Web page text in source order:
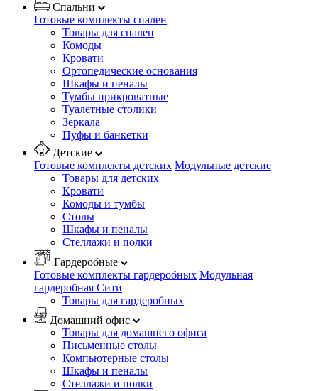
Спальни
Готовые комплекты спален
Товары для спален
Комоды
Кровати
Ортопедические основания
Шкафы и пеналы
Тумбы прикроватные
Туалетные столики
Зеркала
Пуфы и банкетки
Детские
Готовые комплекты детских Модульные детские
Товары для детских
Кровати
Комоды и тумбы
Столы
Шкафы и пеналы
Стеллажи и полки
Гардеробные
Готовые комплекты гардеробных Модульная
гардеробная Сити
Товары для гардеробных
Домашний офис
Товары для домашнего офиса
Письменные столы
Компьютерные столы
Шкафы и пеналы
Стеллажи и полки